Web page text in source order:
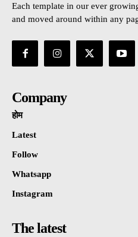
Each template in our ever
and moved around within any
Company
होम
Latest
Follow
Whatsapp
Instagram
The latest